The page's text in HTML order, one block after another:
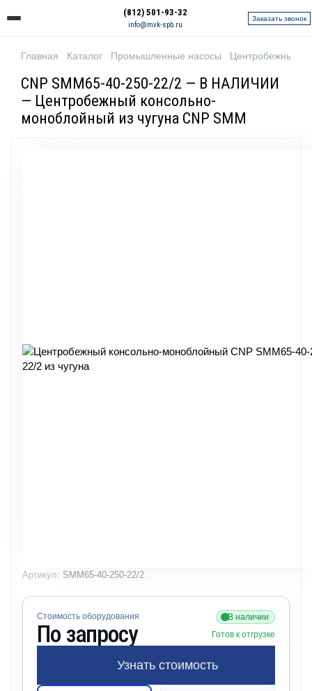
(812) 501-93-32
info@mvk-spb.ru
Заказать звонок
Главная Каталог Промышленные насосы Центробежные
CNP SMM65-40-250-22/2 — В НАЛИЧИИ
— Центробежный консольно-
моноблойный из чугуна CNP SMM
Артикул: SMM65-40-250-22/2
Стоимость оборудования
По запросу
В наличии
Готов к отгрузке
Узнать стоимость